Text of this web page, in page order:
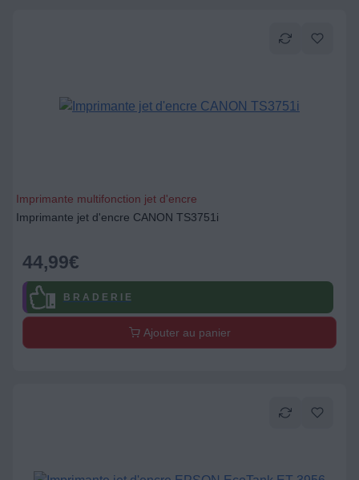
Imprimante multifonction jet d'encre
Imprimante jet d'encre CANON TS3751i
44,99€
B R A D E R I E
Ajouter au panier